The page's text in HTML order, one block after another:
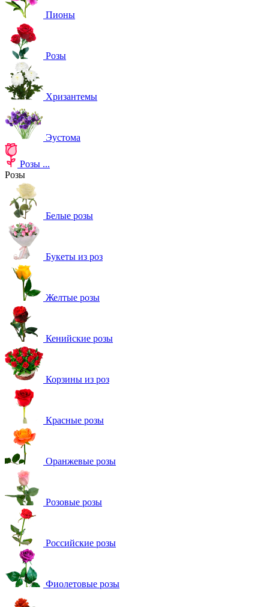
Пионы
Розы
Хризантемы
Эустома
Розы ...
Розы
Белые розы
Букеты из роз
Желтые розы
Кенийские розы
Корзины из роз
Красные розы
Оранжевые розы
Розовые розы
Российские розы
Фиолетовые розы